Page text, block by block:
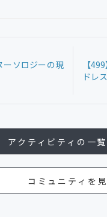
ーソロジーの現
【
ドレ
アクティビティの一
コミュニティを